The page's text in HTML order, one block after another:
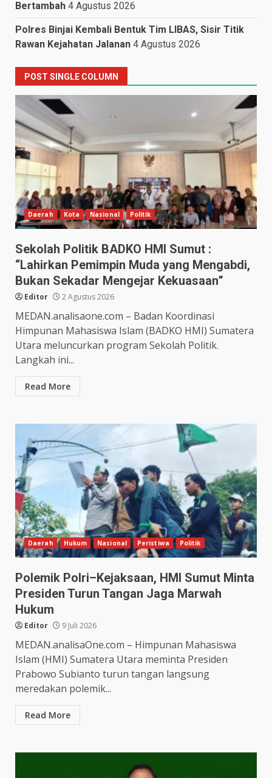
Bertambah 4 Agustus 2026
Polres Binjai Kembali Bentuk Tim LIBAS, Sisir Titik
Rawan Kejahatan Jalanan 4 Agustus 2026
POST SINGLE COLUMN
Daerah Kota Nasional Politik
Sekolah Politik BADKO HMI Sumut :
“Lahirkan Pemimpin Muda yang Mengabdi,
Bukan Sekadar Mengejar Kekuasaan”
Editor 2 Agustus 2026
MEDAN.analisaone.com – Badan Koordinasi
Himpunan Mahasiswa Islam (BADKO HMI) Sumatera
Utara meluncurkan program Sekolah Politik.
Langkah ini...
Read More
Daerah Hukum Nasional Peristiwa Politik
Polemik Polri–Kejaksaan, HMI Sumut Minta
Presiden Turun Tangan Jaga Marwah
Hukum
Editor 9 Juli 2026
MEDAN.analisaOne.com – Himpunan Mahasiswa
Islam (HMI) Sumatera Utara meminta Presiden
Prabowo Subianto turun tangan langsung
meredakan polemik...
Read More